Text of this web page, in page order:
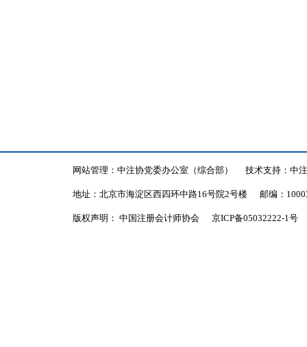
网站管理：中注协党委办公室（综合部） 技术支持：中
地址：北京市海淀区西四环中路16号院2号楼 邮编：
版权声明： 中国注册会计师协会 京ICP备05032222-1号